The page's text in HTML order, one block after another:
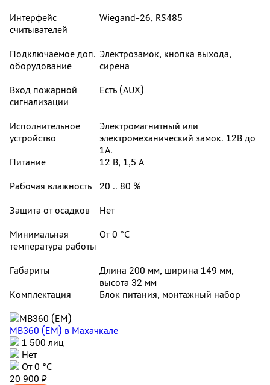
Интерфейс
считывателей
Wiegand-26, RS485
Подключаемое доп.
оборудование
Электрозамок, кнопка выхода,
сирена
Вход пожарной
сигнализации
Есть (AUX)
Исполнительное
устройство
Электромагнитный или
электромеханический замок. 12В до
1А.
Питание
12 В, 1,5 А
Рабочая влажность
20 .. 80 %
Защита от осадков
Нет
Минимальная
температура работы
От 0 °С
Габариты
Длина 200 мм, ширина 149 мм,
высота 32 мм
Комплектация
Блок питания, монтажный набор
MB360 (EM) в Махачкале
1 500 лиц
Нет
От 0 °С
20 900 ₽